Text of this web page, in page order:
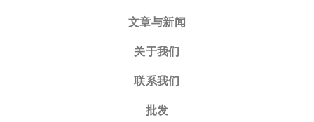
文章与新闻
关于我们
联系我们
批发